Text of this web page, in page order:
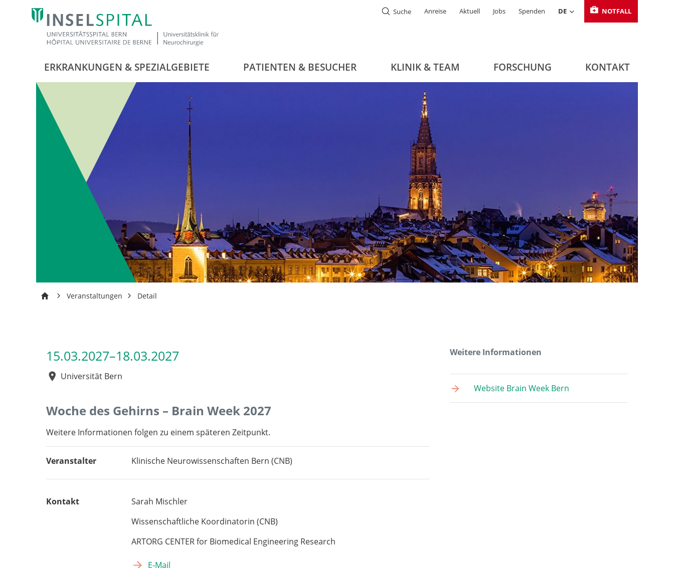
Suche NOTFALL
Anreise Aktuell Jobs Spenden DE
ERKRANKUNGEN & SPEZIALGEBIETE PATIENTEN & BESUCHER KLINIK & TEAM FORSCHUNG KONTAKT
Veranstaltungen Detail
15.03.2027–18.03.2027
Universität Bern
Woche des Gehirns – Brain Week 2027
Weitere Informationen folgen zu einem späteren Zeitpunkt.
Veranstalter Klinische Neurowissenschaften Bern (CNB)
Kontakt
Sarah Mischler
Wissenschaftliche Koordinatorin (CNB)
ARTORG CENTER for Biomedical Engineering Research
E-Mail
Weitere Informationen
Website Brain Week Bern